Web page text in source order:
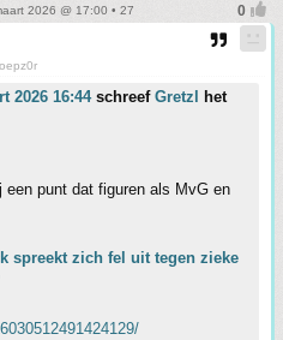
2026 @ 17:00 • 27
2026 16:44schreef Gretzl
het
punt dat figuren als MvG en
spreekt zich fel uit tegen zieke